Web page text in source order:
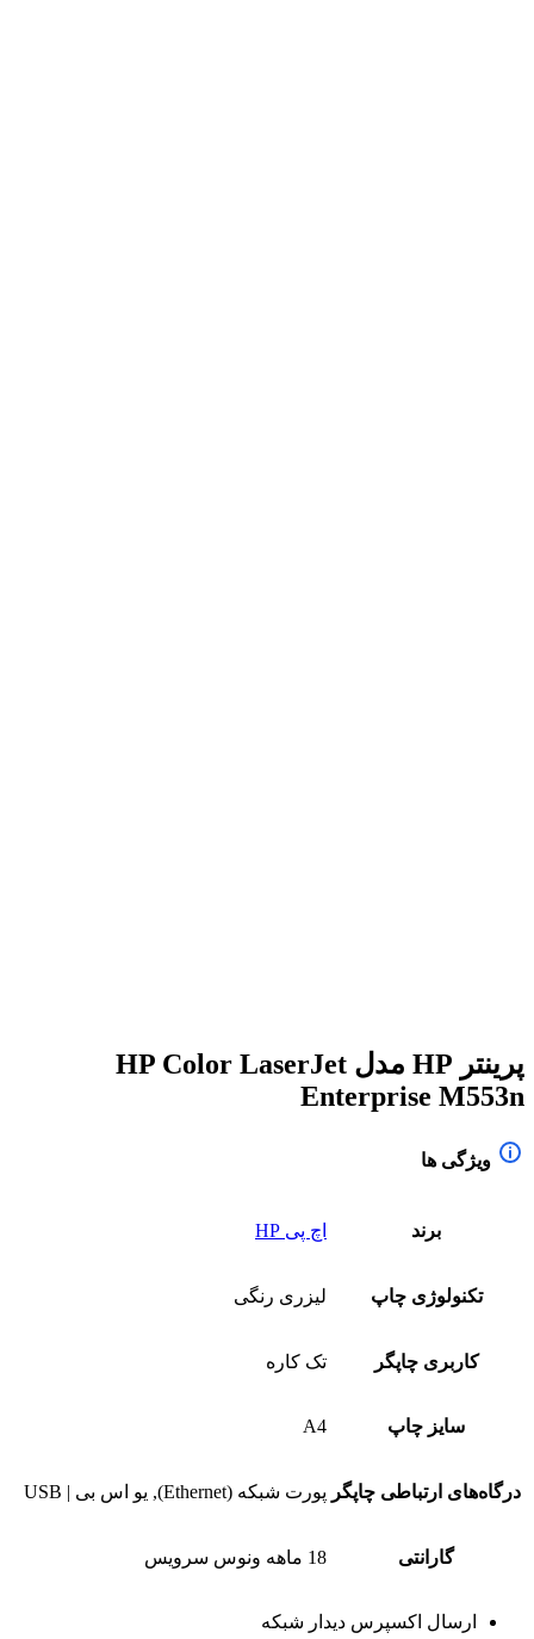
پرینتر HP مدل HP Color LaserJet
Enterprise M553n
ویژگی ها
برند اچ پی HP
تکنولوژی چاپ لیزری رنگی
کاربری چاپگر تک کاره
سایز چاپ A4
درگاه‌های ارتباطی چاپگر پورت شبکه (Ethernet), یو اس بی | USB
گارانتی 18 ماهه ونوس سرویس
ارسال اکسپرس دیدار شبکه